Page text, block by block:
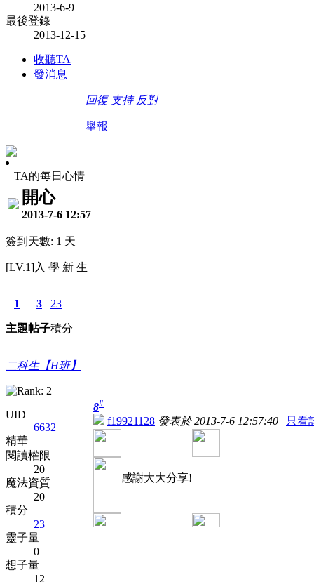
2013-6-9
最後登錄
2013-12-15
收聽TA
發消息
回復 支持 反對
舉報
TA的每日心情
開心
2013-7-6 12:57
簽到天數: 1 天
[LV.1]入 學 新 生
1
主題
3
帖子
23
積分
二科生【H班】
UID
6632
精華
閱讀權限
20
魔法資質
20
積分
23
靈子量
0
想子量
12
8#
f19921128 發表於 2013-7-6 12:57:40 | 只看
感謝大大分享!